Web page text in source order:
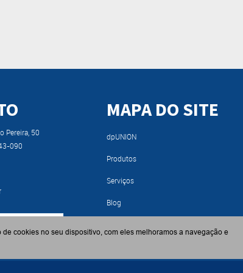
Pereira, 50
090
CATÁLOGO
MAPA DO SITE
dpUNION
Produtos
Serviços
Blog
cookies no seu dispositivo, com eles melhoramos a navegação e